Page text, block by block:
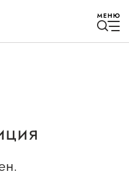
МЕНЮ